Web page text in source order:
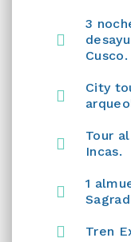
3
Cusco.
City
Tour
Incas.
1
Tren